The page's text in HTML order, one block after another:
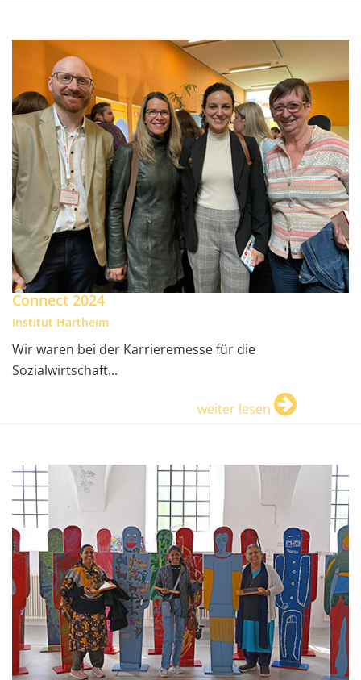
Connect 2024
Institut Hartheim
Wir waren bei der Karrieremesse für die
Sozialwirtschaft...
weiter lesen